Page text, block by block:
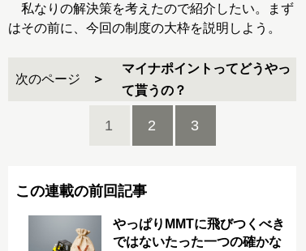
私なりの解決策を考えたので紹介したい。まず
はその前に、今回の制度の大枠を説明しよう。
次のページ
マイナポイントってどうやっ
て貰うの？
1 2 3
この連載の前回記事
やっぱりMMTに飛びつくべき
ではないたった一つの確かな